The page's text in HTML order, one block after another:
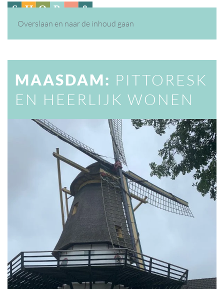
Overslaan en naar de inhoud gaan
MAASDAM: PITTORESK
EN HEERLIJK WONEN